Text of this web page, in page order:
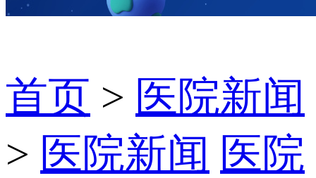
首页 > 医院新闻
> 医院新闻 医院